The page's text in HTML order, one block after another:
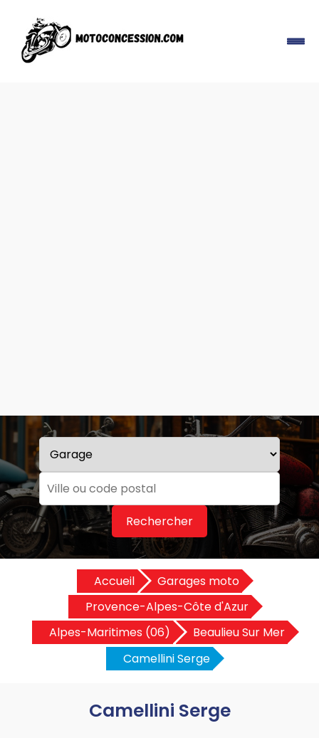
Rechercher
Accueil
Garages moto
Provence-Alpes-Côte d'Azur
Alpes-Maritimes (06)
Beaulieu Sur Mer
Camellini Serge
Camellini Serge